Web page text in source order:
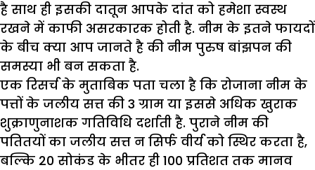
है साथ ही इसकी दातून आपके दांत को हमेशा स्वस्थ
रखने में काफी असरकारक होती है. नीम के इतने फायदों
के बीच क्या आप जानते है की नीम पुरुष बांझपन की
समस्या भी बन सकता है.
एक रिसर्च के मुताबिक पता चला है कि रोजाना नीम के
पत्तों के जलीय सत्त की 3 ग्राम या इससे अधिक खुराक
शुक्राणुनाशक गतिविधि दर्शाती है. पुराने नीम की
पतितयों का जलीय सत्त न सिर्फ वीर्य को स्थिर करता है,
बल्कि 20 सोकंड के भीतर ही 100 प्रतिशत तक मानव